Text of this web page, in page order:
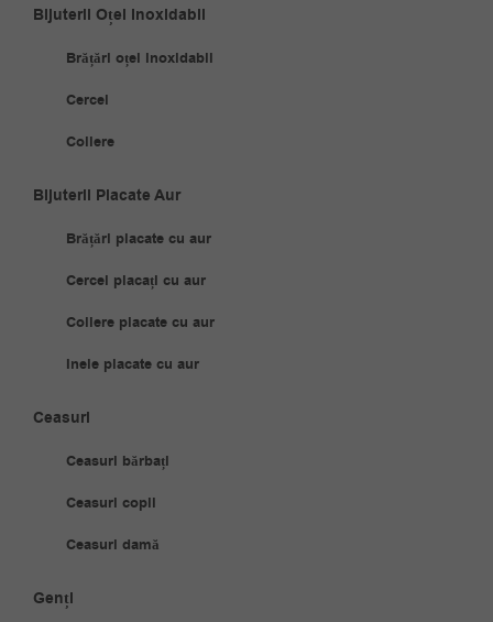
Bijuterii Oțel Inoxidabil
Brățări oțel inoxidabil
Cercei
Coliere
Bijuterii Placate Aur
Brățări placate cu aur
Cercei placați cu aur
Coliere placate cu aur
Inele placate cu aur
Ceasuri
Ceasuri bărbați
Ceasuri copii
Ceasuri damă
Genți